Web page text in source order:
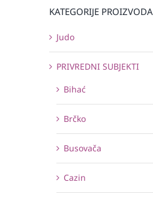
KATEGORIJE PROIZVODA
Judo
PRIVREDNI SUBJEKTI
Bihać
Brčko
Busovača
Cazin